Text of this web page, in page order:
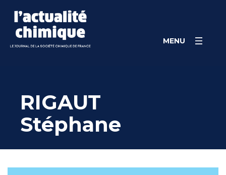
content
MENU
RIGAUT
Stéphane